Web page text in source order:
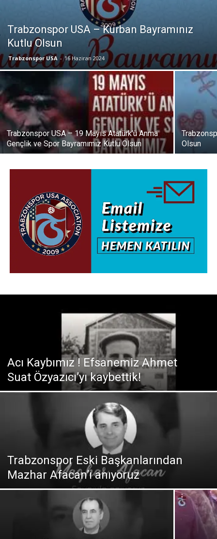
Trabzonspor USA – Kurban Bayramınız
Kutlu Olsun
Trabzonspor USA - 16 Haziran 2024
Trabzonspor USA – 19 Mayıs Atatürk’ü Anma
Gençlik ve Spor Bayramımız Kutlu Olsun
Olsun
Acı Kaybımız ! Efsanemiz Ahmet
Suat Özyazıcı’yı kaybettik!
Trabzonspor Eski Başkanlarından
Mazhar Afacan’ı anıyoruz